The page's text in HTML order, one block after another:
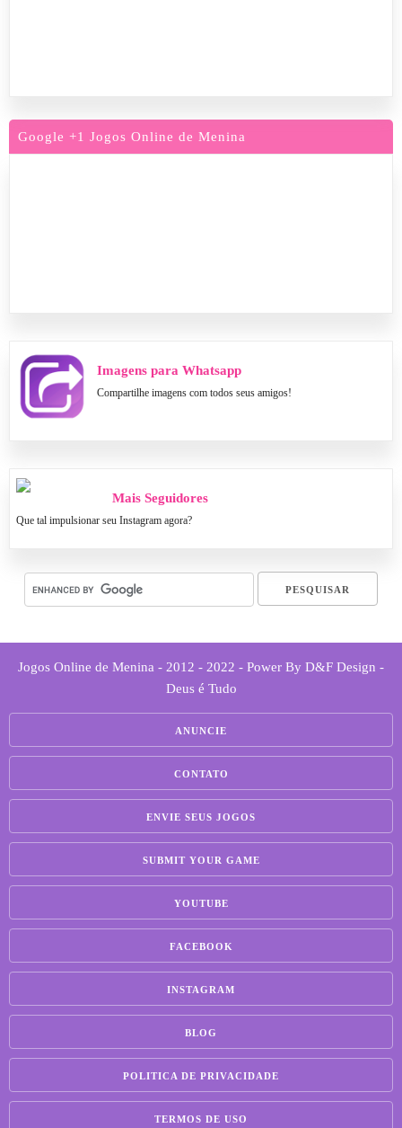
Google +1 Jogos Online de Menina
Imagens para Whatsapp
Compartilhe imagens com todos seus amigos!
Mais Seguidores
Que tal impulsionar seu Instagram agora?
Jogos Online de Menina - 2012 - 2022 - Power By D&F Design -
Deus é Tudo
ANUNCIE
CONTATO
ENVIE SEUS JOGOS
SUBMIT YOUR GAME
YOUTUBE
FACEBOOK
INSTAGRAM
BLOG
POLITICA DE PRIVACIDADE
TERMOS DE USO